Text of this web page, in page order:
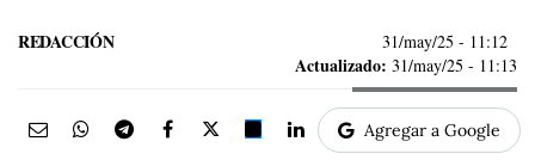
REDACCIÓN 31/may/25 - 11:12
Actualizado: 31/may/25 - 11:13
Agregar a Google